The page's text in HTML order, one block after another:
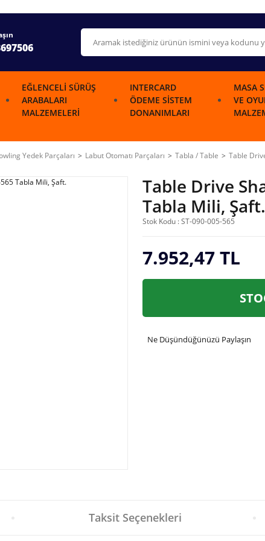
EĞLENCELI SÜRÜŞ
ARABALARI
MALZEMELERI
INTERCARD
ÖDEME SISTEM
DONANIMLARI
MASA
VE
Yedek Parçaları Labut Otomatı Parçaları Tabla / Table Table
Table Drive
Tabla Mili, Şaft.
Stok Kodu : ST-090-005-565
7.952,47 TL
Ne Düşündüğünüzü Paylaşın
Taksit Seçenekleri